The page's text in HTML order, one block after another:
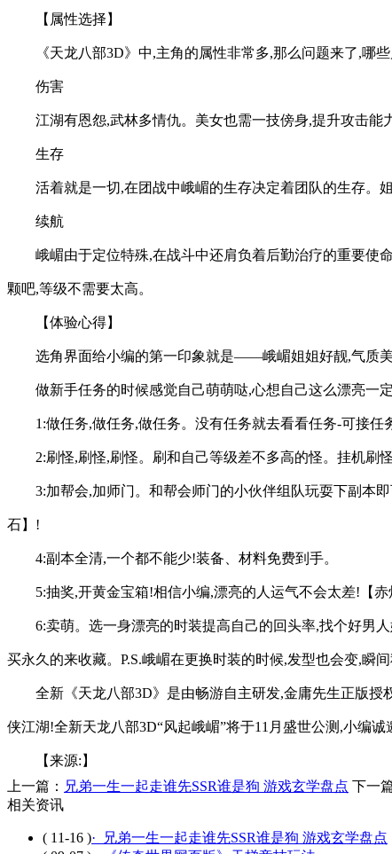
【属性选择】
《天龙八部3D》中,主角的属性非常多,那么问题来了,哪
伤害
江湖有恩怨,武林多情仇。美女也需一技傍身,提升攻击能
生存
活着就是一切,在团战中峨嵋的生存决定着团队的生存。
续航
峨嵋由于定位特殊,在战斗中还肩负着后勤治疗的重要使
颗吧,等级不需要太高。
【体验心得】
选角界面给小编的第一印象就是——峨嵋姐姐好靓,气质
做新手任务的时候感觉自己萌萌哒,心想自己这么漂亮一
1:做任务,做任务,做任务。没有任务就去看看任务-可接任
2:刷怪,刷怪,刷怪。刷和自己等级差不多高的怪。挂机刷
3:加帮会,加师门。和帮会师门的小伙伴组队玩耍下副本
石】!
4:副本全清,一个都不能少!装备、材料免费到手。
5:抽奖,开黄金宝箱!相信小编,漂亮的人运气不会太差!【
6:卖萌。选一身漂亮的时装提高自己的回头率,找个好男
买永久的来收藏。P.S.峨嵋在更换时装的时候,发型也会变,瞬
全新《天龙八部3D》是由畅游自主研发,金庸先生正版
侠江湖!全新天龙八部3D“风起峨嵋”将于11月盛世公测,小编
【来源:】
上一篇： 兄弟一生一起走谁先SSR谁是狗 游戏玄学盘点 下一
相关资讯
( 11-16 )· 兄弟一生一起走谁先SSR谁是狗 游戏玄学盘点